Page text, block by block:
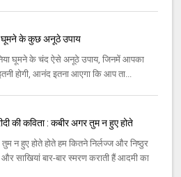
घूमने के कुछ अनूठे उपाय
घूमने के चंद ऐसे अनूठे उपाय, जिनमें आपका
होगी, आनंद इतना आएगा कि आप ता...
की कविता : कबीर अगर तुम न हुए होते
न हुए होते होते हम कितने निर्लज्‍ज और निष्‍ठुर
और साखियां बार-बार स्‍मरण कराती हैं आदमी का